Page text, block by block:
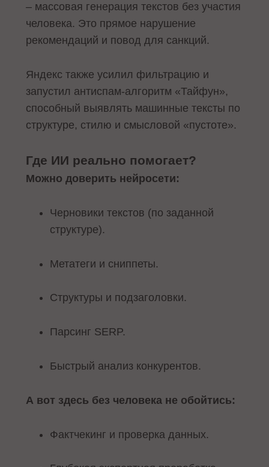
– массовая генерация текстов без участия
человека. Это прямое нарушение
рекомендаций и повод для санкций.
Яндекс также усилил фильтрацию и
запустил антиспам-алгоритм «Тайфун»,
способный выявлять машинные тексты по
структуре, стилю и смысловой «пустоте».
Где ИИ реально помогает?
Можно доверить нейросети:
Черновики текстов (по заданной
структуре).
Метатеги и сниппеты.
Структуры и подзаголовки.
Парсинг SERP.
Быстрый анализ конкурентов.
А вот здесь без человека не обойтись:
Фактчекинг и проверка данных.